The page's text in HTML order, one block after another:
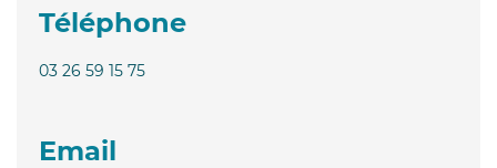
Téléphone
03 26 59 15 75
Email